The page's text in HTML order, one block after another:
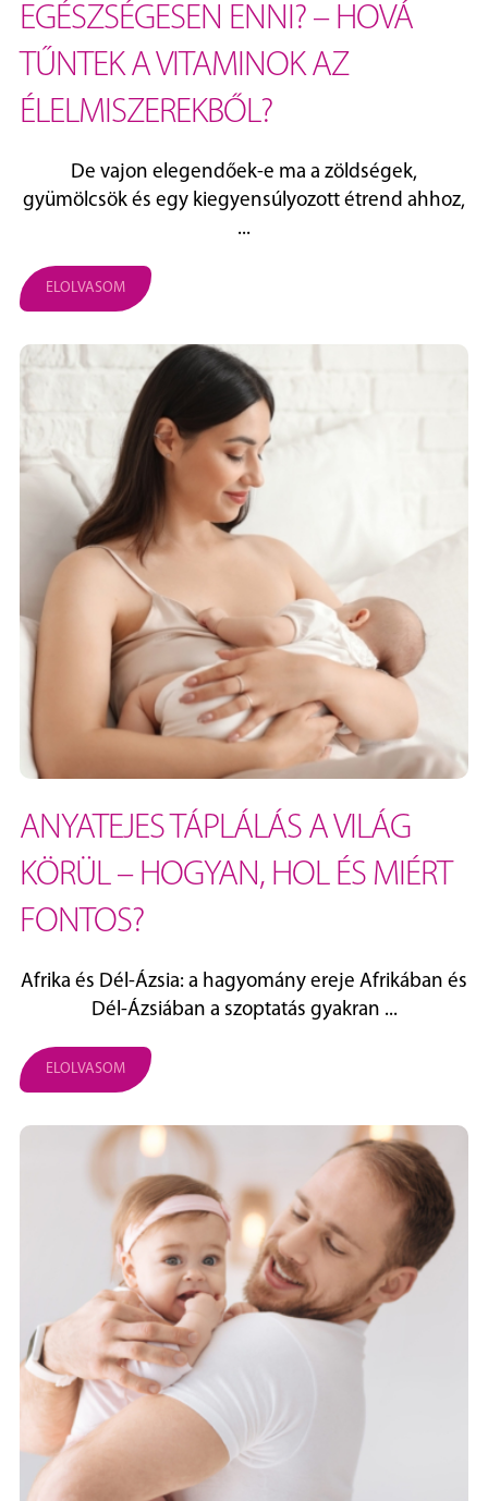
EGÉSZSÉGESEN ENNI? – HOVÁ
TŰNTEK A VITAMINOK AZ
ÉLELMISZEREKBŐL?
De vajon elegendőek-e ma a zöldségek,
gyümölcsök és egy kiegyensúlyozott étrend ahhoz,
...
ELOLVASOM
ANYATEJES TÁPLÁLÁS A VILÁG
KÖRÜL – HOGYAN, HOL ÉS MIÉRT
FONTOS?
Afrika és Dél‑Ázsia: a hagyomány ereje Afrikában és
Dél‑Ázsiában a szoptatás gyakran ...
ELOLVASOM